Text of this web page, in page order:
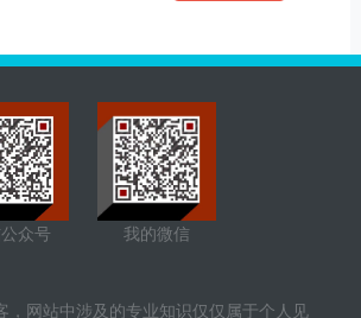
众号 我的微信
，网站中涉及的专业知识仅仅属于个人见